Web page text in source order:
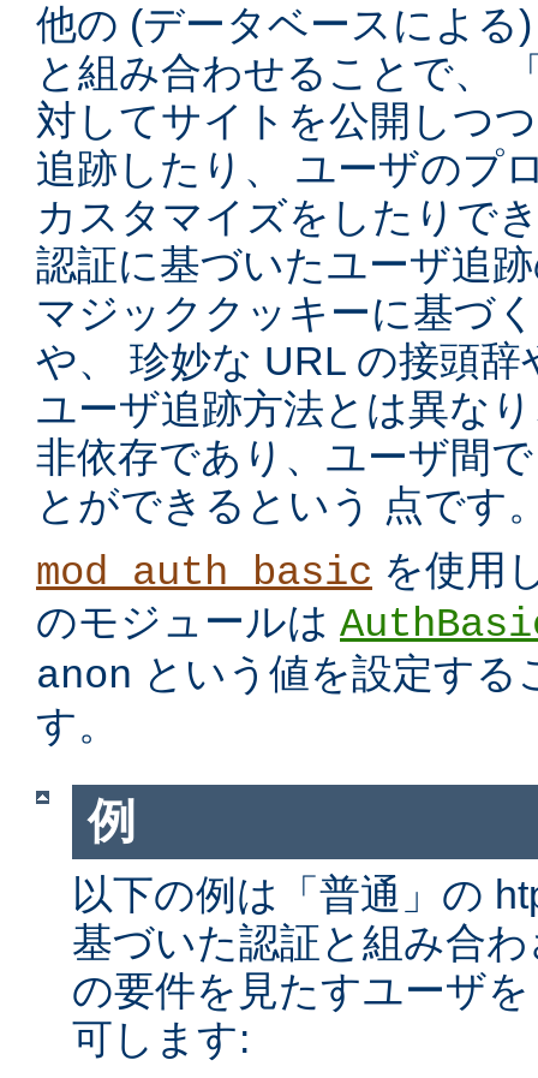
他の (データベースによる
と組み合わせることで、
対してサイトを公開しつ
追跡したり、 ユーザのプ
カスタマイズをしたりで
認証に基づいたユーザ追
マジッククッキーに基づ
や、 珍妙な URL の接頭
ユーザ追跡方法とは異な
非依存であり、ユーザ間
とができるという 点です
mod_auth_basic を使用
のモジュールは
anon という値を設定する
す。
例
以下の例は「普通」の
基づいた認証と組み合
の要件を見たすユーザ
可します: